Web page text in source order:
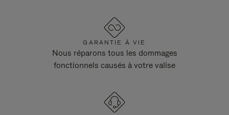
GARANTIE À VIE
Nous réparons tous les dommages
fonctionnels causés à votre valise